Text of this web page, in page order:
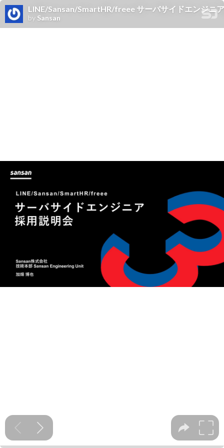
LINE/Sansan/SmartHR/freee サーバサイドエンジニ
by Sansan